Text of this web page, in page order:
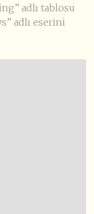
adlı tablosu
adlı eserini